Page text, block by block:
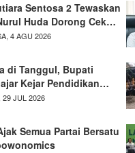
Sentosa 2 Tewaskan
Huda Dorong Cek…
4 AGU 2026
di Tanggul, Bupati
Kejar Pendidikan…
29 JUL 2026
Semua Partai Bersatu